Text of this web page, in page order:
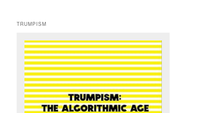
TRUMPISM